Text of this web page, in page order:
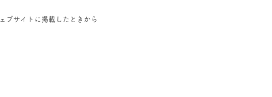
ブサイトに掲載したときから